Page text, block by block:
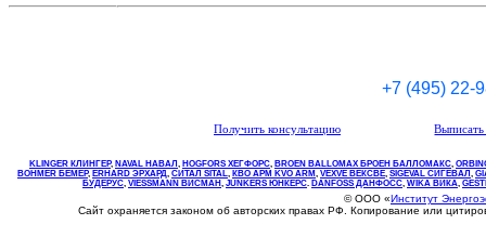
+7 (495) 22-
Получить консультацию
KLINGER КЛИНГЕР, NAVAL НАВАЛ , НOGFORS ХЕГФОРС, BROEN BALLOMAX БРОЕН БАЛЛОМАКС,
BOHMER БЕМЕР, ERHARD ЭРХАРД, СИТАЛ SITAL, КВО АРМ KVO ARM, VEXVE ВЕКСВЕ, SIGEVAL СИГЕВАЛ ,
БУДЕРУС, VIESSMANN ВИСМАН , JUNKERS ЮНКЕРС. DANFOSS ДАНФОСС, WIKA ВИКА,
© ООО «Институт
Сайт охраняется законом об авторских правах РФ. Копирование или